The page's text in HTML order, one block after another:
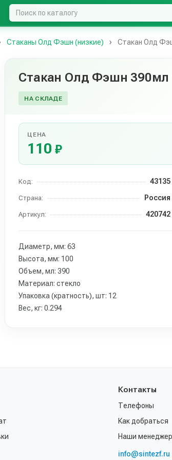
Стаканы Олд Фэшн (низкие) Стакан Олд
Стакан Олд Фэшн 390мл
НА СКЛАДЕ
ЦЕНА
110₽
Код: 43135
Страна: Россия
Артикул: 420742
Диаметр, мм: 63
Высота, мм: 100
Объем, мл: 390
Материал: стекло
Упаковка (кратность), шт: 12
Вес, кг: 0.294
Контакты
Телефоны
Как добраться
Наши
info@sintezf.ru